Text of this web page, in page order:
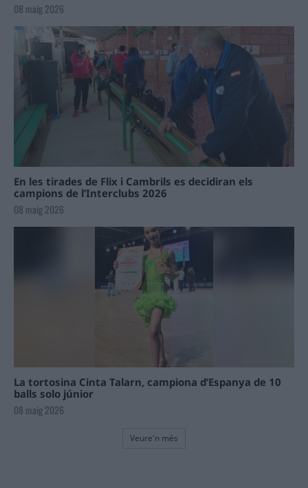
08 maig 2026
En les tirades de Flix i Cambrils es decidiran els
campions de l’Interclubs 2026
08 maig 2026
La tortosina Cinta Talarn, campiona d’Espanya de 10
balls solo júnior
08 maig 2026
Veure'n més